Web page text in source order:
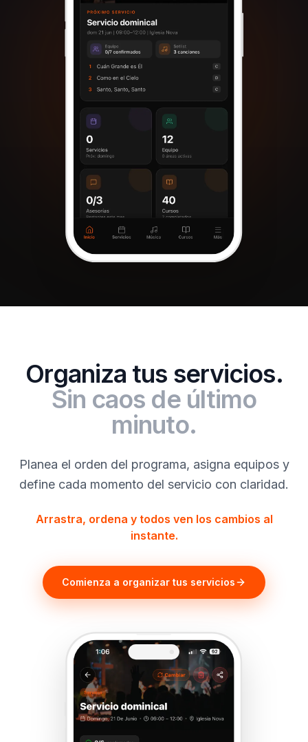
Organiza tus servicios.
Sin caos de último
minuto.
Planea el orden del programa, asigna equipos y
define cada momento del servicio con claridad.
Arrastra, ordena y todos ven los cambios al
instante.
Comienza a organizar tus servicios